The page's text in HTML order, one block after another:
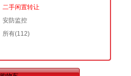
二手闲置转让
安防监控
所有(112)